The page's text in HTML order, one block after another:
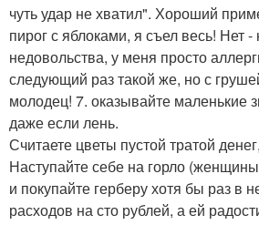
чуть удар не хватил". Хороший
пирог с яблоками, я съел весь! Нет -
недовольства, у меня просто
следующий раз такой же, но с
молодец! 7. оказывайте маленькие
даже если лень.
Считаете цветы пустой тратой
Наступайте себе на горло
и покупайте герберу хотя бы раз в
расходов на сто рублей, а ей